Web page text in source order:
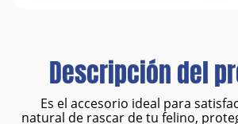
Descripción del
Es el accesorio ideal para
natural de rascar de tu felino,